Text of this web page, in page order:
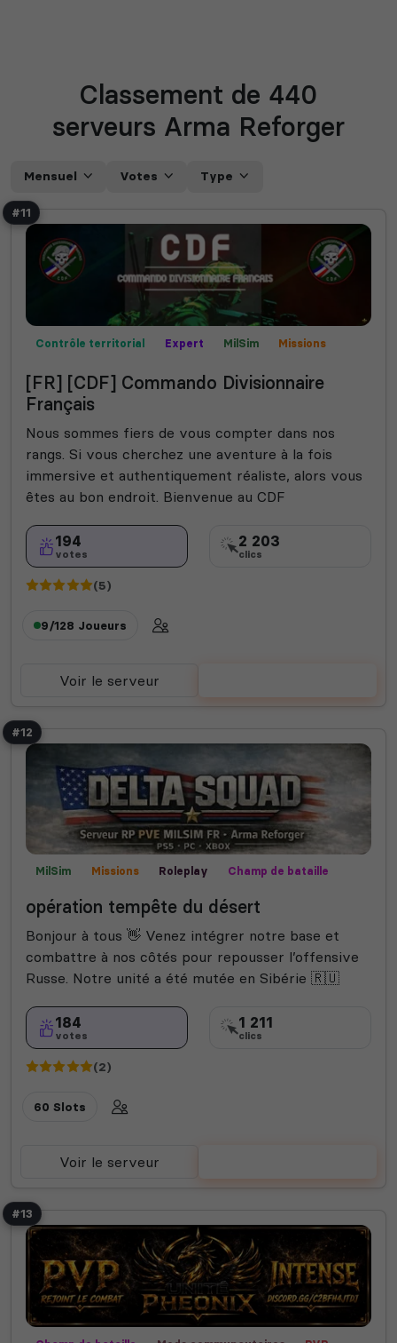
Classement de 440
serveurs Arma Reforger
Mensuel Votes Type
#11
Contrôle territorial Expert MilSim
Missions
[FR] [CDF] Commando Divisionnaire
Français
Nous sommes fiers de vous compter dans nos
rangs. Si vous cherchez une aventure à la fois
immersive et authentiquement réaliste, alors vous
êtes au bon endroit. Bienvenue au CDF
194
votes
2 203
clics
(5)
9/128 Joueurs
Voir le serveur
#12
MilSim Missions Roleplay Champ de bataille
opération tempête du désert
Bonjour à tous 👋 Venez intégrer notre base et
combattre à nos côtés pour repousser l’offensive
Russe. Notre unité a été mutée en Sibérie 🇷🇺
184
votes
1 211
clics
(2)
60 Slots
Voir le serveur
#13